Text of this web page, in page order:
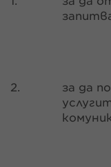
2.
за да